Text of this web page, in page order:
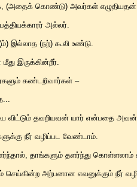
(அதைக் கொண்டு) அவர்கள் எழுதியதன்
அல்லர்.
இல்லாத (நற்) கூலி உண்டு.
இருக்கின்றீர்.
கண்டறிவார்கள் –
விட்டும் தவறியவன் யார் என்பதை
நீர் வழிப்பட வேண்டாம்.
தளர்ந்தால், தாங்களும் தளர்ந்து
செய்கின்ற அற்பனான எவனுக்கும் நீர்